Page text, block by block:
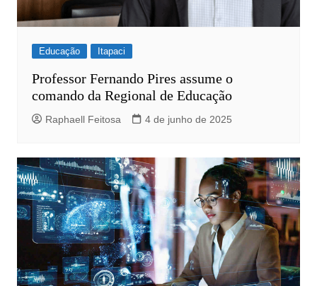
Educação Itapaci
Professor Fernando Pires assume o
comando da Regional de Educação
Raphaell Feitosa 4 de junho de 2025